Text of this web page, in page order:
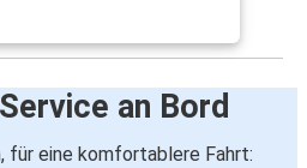
an Bord
für eine komfortablere Fahrt: